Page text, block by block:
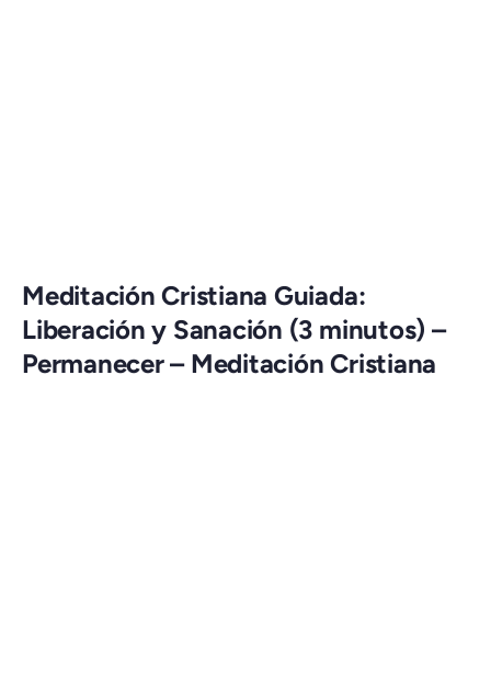
Meditación Cristiana Guiada:
Liberación y Sanación (3 minutos) –
Permanecer – Meditación Cristiana